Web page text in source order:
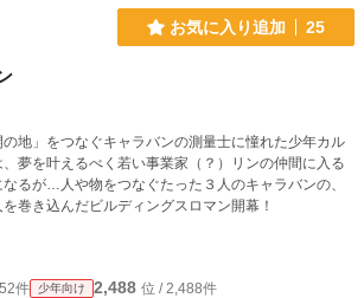
お気に入り追加 25
の地」をつなぐキャラバンの測量士に憧れた少年カル
、夢を叶えるべく若い事業家（？）リンの仲間に入る
なるが…人や物をつなぐたった３人のキャラバンの、
を巻き込んだビルディングスロマン開幕！
件 少年向け 2,488 位 / 2,488件